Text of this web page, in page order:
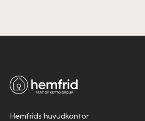
Hemfrids huvudkontor